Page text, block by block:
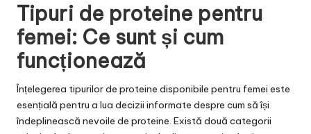
Tipuri de proteine pentru
femei: Ce sunt și cum
funcționează
Înțelegerea tipurilor de proteine disponibile pentru femei este
esențială pentru a lua decizii informate despre cum să își
îndeplinească nevoile de proteine. Există două categorii